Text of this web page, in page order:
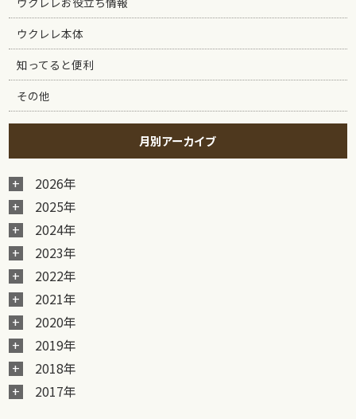
ウクレレ本体
知ってると便利
その他
月別アーカイブ
2026年
2025年
2024年
2023年
2022年
2021年
2020年
2019年
2018年
2017年